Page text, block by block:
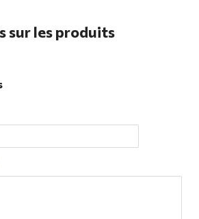
sur les produits